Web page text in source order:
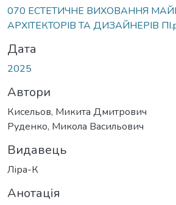
070 ЕСТЕТИЧНЕ ВИХОВАННЯ
АРХІТЕКТОРІВ ТА ДИЗАЙНЕРІВ
Дата
2025
Автори
Кисельов, Микита Дмитрович
Руденко, Микола Васильович
Видавець
Ліра-К
Анотація